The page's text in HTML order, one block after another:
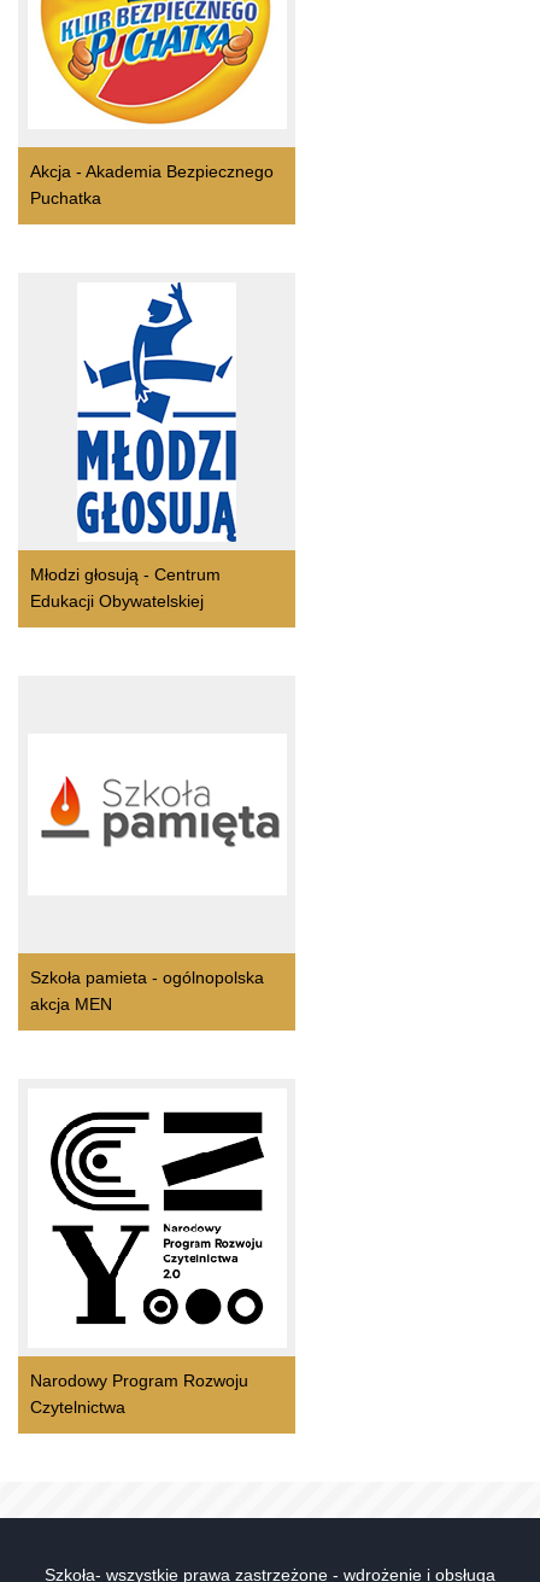
Akcja - Akademia Bezpiecznego
Puchatka
Młodzi głosują - Centrum
Edukacji Obywatelskiej
Szkoła pamieta - ogólnopolska
akcja MEN
Narodowy Program Rozwoju
Czytelnictwa
Szkoła- wszystkie prawa zastrzeżone - wdrożenie i obsługa